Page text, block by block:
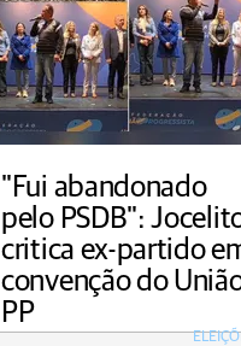
"Fui abandonado
pelo PSDB":
critica ex-partido
convenção do
PP